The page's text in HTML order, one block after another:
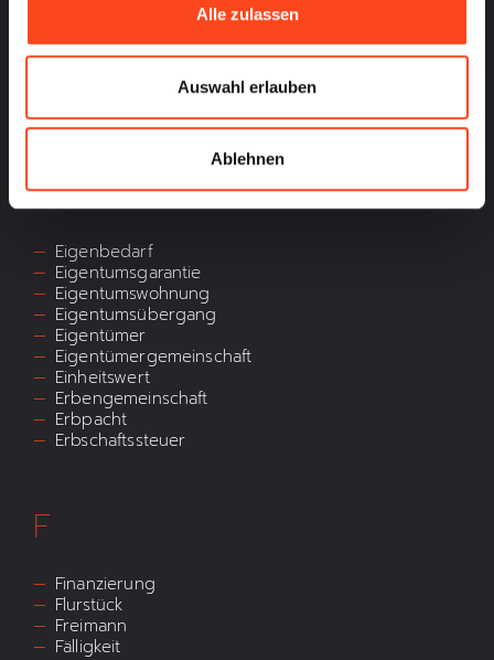
Alle zulassen
Auswahl erlauben
Ablehnen
Denkmalschutz
E
Eigenbedarf
Eigentumsgarantie
Eigentumswohnung
Eigentumsübergang
Eigentümer
Eigentümergemeinschaft
Einheitswert
Erbengemeinschaft
Erbpacht
Erbschaftssteuer
F
Finanzierung
Flurstück
Freimann
Fälligkeit